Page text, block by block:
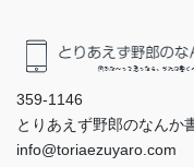
359-1146
とりあえず野郎のなんか
info@toriaezuyaro.com